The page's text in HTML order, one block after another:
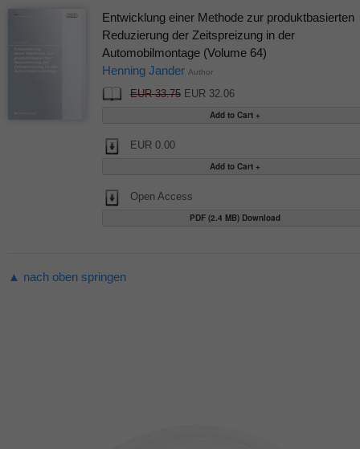
Entwicklung einer Methode zur produktbasierten
Reduzierung der Zeitspreizung in der
Automobilmontage (Volume 64)
Henning Jander Author
EUR 33.75EUR 32.06
EUR 0.00
Open Access
PDF (2.4 MB) Download
▲ nach oben springen